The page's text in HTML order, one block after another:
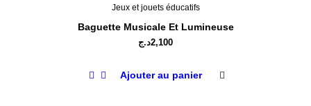
Jeux et jouets éducatifs
Baguette Musicale Et Lumineuse
2,100د.ج
Ajouter au panier